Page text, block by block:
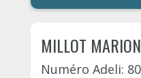
MILLOT MARION
Numéro Adeli: